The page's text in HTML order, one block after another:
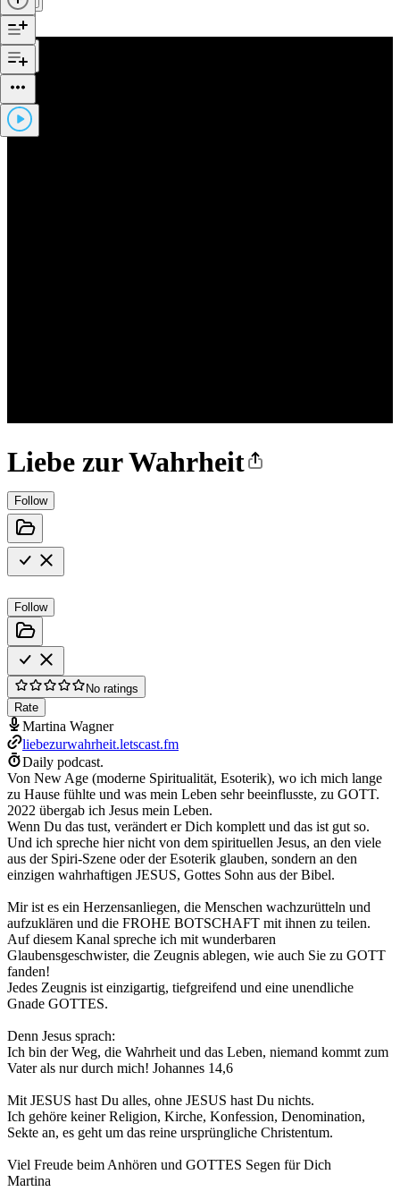
Liebe zur Wahrheit
Follow
Follow
No ratings
Rate
Martina Wagner
liebezurwahrheit.letscast.fm
Daily podcast.
Von New Age (moderne Spiritualität, Esoterik), wo ich mich lange
zu Hause fühlte und was mein Leben sehr beeinflusste, zu GOTT.
2022 übergab ich Jesus mein Leben.
Wenn Du das tust, verändert er Dich komplett und das ist gut so.
Und ich spreche hier nicht von dem spirituellen Jesus, an den viele
aus der Spiri-Szene oder der Esoterik glauben, sondern an den
einzigen wahrhaftigen JESUS, Gottes Sohn aus der Bibel.
Mir ist es ein Herzensanliegen, die Menschen wachzurütteln und
aufzuklären und die FROHE BOTSCHAFT mit ihnen zu teilen.
Auf diesem Kanal spreche ich mit wunderbaren
Glaubensgeschwister, die Zeugnis ablegen, wie auch Sie zu GOTT
fanden!
Jedes Zeugnis ist einzigartig, tiefgreifend und eine unendliche
Gnade GOTTES.
Denn Jesus sprach:
Ich bin der Weg, die Wahrheit und das Leben, niemand kommt zum
Vater als nur durch mich! Johannes 14,6
Mit JESUS hast Du alles, ohne JESUS hast Du nichts.
Ich gehöre keiner Religion, Kirche, Konfession, Denomination,
Sekte an, es geht um das reine ursprüngliche Christentum.
Viel Freude beim Anhören und GOTTES Segen für Dich
Martina